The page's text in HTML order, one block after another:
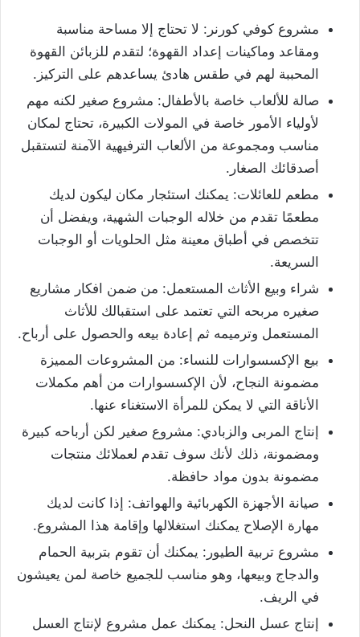
مشروع كوفي كورنر: لا تحتاج إلا مساحة مناسبة
ومقاعد وماكينات إعداد القهوة؛ لتقدم للزبائن القهوة
المحببة لهم في طقس هادئ يساعدهم على التركيز.
صالة للألعاب خاصة بالأطفال: مشروع صغير لكنه مهم
لأولياء الأمور خاصة في المولات الكبيرة، تحتاج لمكان
مناسب ومجموعة من الألعاب الترفيهية الآمنة لتستقبل
أصدقائك الصغار.
مطعم للعائلات: يمكنك استئجار مكان ليكون لديك
مطعمًا تقدم من خلاله الوجبات الشهية، ويفضل أن
تتخصص في أطباق معينة مثل الحلويات أو الوجبات
السريعة.
شراء وبيع الأثاث المستعمل: من ضمن افكار مشاريع
صغيره مربحه التي تعتمد على استقبالك للأثاث
المستعمل وترميمه ثم إعادة بيعه والحصول على أرباح.
بيع الإكسسوارات للنساء: من المشروعات المميزة
مضمونة النجاح، لأن الإكسسوارات من أهم مكملات
الأناقة التي لا يمكن للمرأة الاستغناء عنها.
إنتاج المربى والزبادي: مشروع صغير لكن أرباحه كبيرة
ومضمونة، ذلك لأنك سوف تقدم لعملائك منتجات
مضمونة بدون مواد حافظة.
صيانة الأجهزة الكهربائية والهواتف: إذا كانت لديك
مهارة الإصلاح يمكنك استغلالها وإقامة هذا المشروع.
مشروع تربية الطيور: يمكنك أن تقوم بتربية الحمام
والدجاج وبيعها، وهو مناسب للجميع خاصة لمن يعيشون
في الريف.
إنتاج عسل النحل: يمكنك عمل مشروع لإنتاج العسل